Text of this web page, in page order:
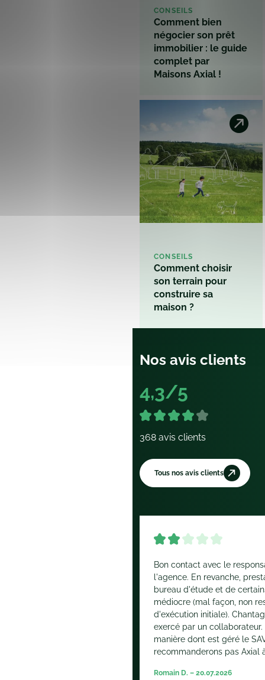
CONSEILS
Comment bien
négocier son prêt
immobilier : le guide
complet par
Maisons Axial !
CONSEILS
Comment choisir
son terrain pour
construire sa
maison ?
Nos avis clients
4,3/5
368 avis clients
Tous nos avis clients
Bon contact avec le
l'agence. En revanche,
bureau d'étude et de
médiocre (mal façon, non
d'exécution initiale).
exercé par un
manière dont est géré le
recommanderons pas Axial
Romain D. – 20.07.2026